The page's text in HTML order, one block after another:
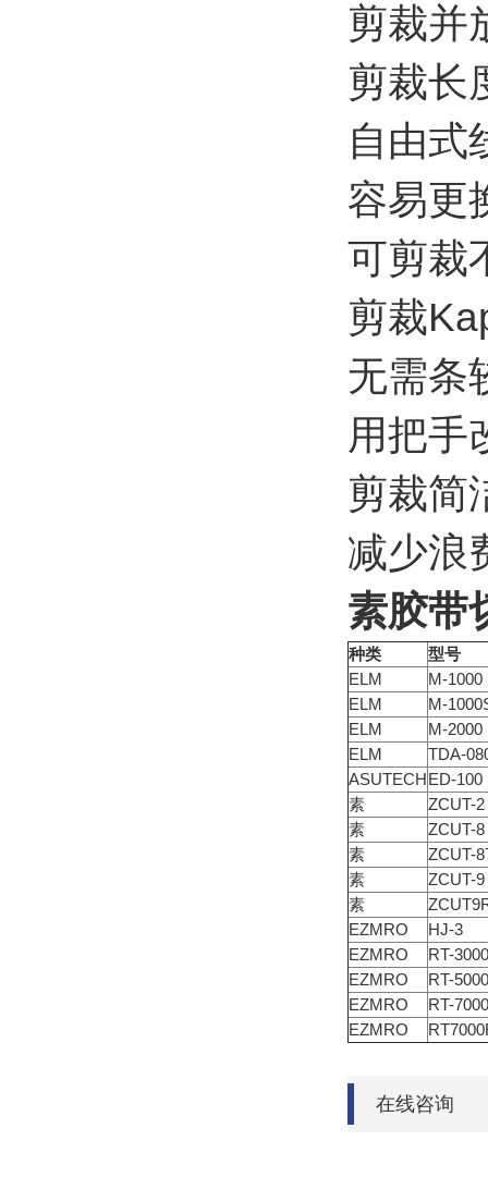
剪裁并
剪裁长
自由式
容易更
可剪裁
剪裁
无需条
用把手
剪裁简
减少浪
素胶带
种类
型号
ELM
M-1000
ELM
M-
ELM
M-2000
ELM
TDA-
ASUTECHED-100
素
ZCUT-2
素
ZCUT-8
素
ZCUT-
素
ZCUT-9
素
EZMRO
HJ-3
EZMRO
RT-3000
EZMRO
RT-5000
EZMRO
RT-7000
EZMRO
在线咨询